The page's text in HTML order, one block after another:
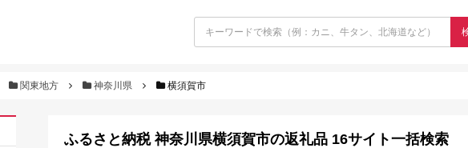
関東地方 神奈川県 横須賀市
ふるさと納税 神奈川県横須賀市の返礼品 16サイト一括検索